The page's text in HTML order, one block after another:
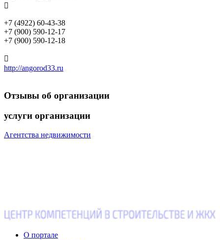

+7 (4922) 60-43-38
+7 (900) 590-12-17
+7 (900) 590-12-18

http://angorod33.ru
Отзывы об организации
услуги организации
Агентства недвижимости
О портале